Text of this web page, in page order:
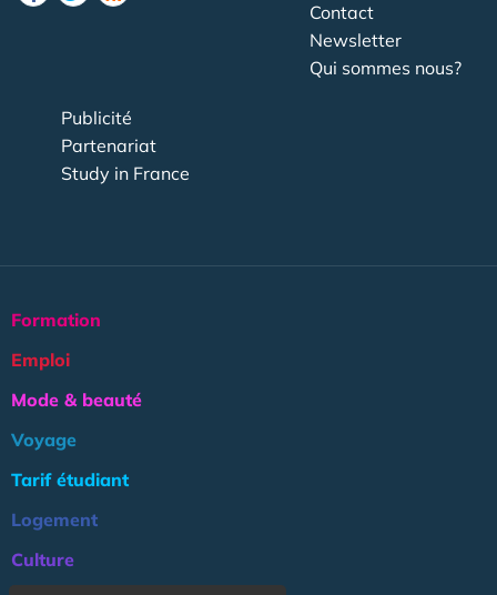
Contact
Newsletter
Qui sommes nous?
Publicité
Partenariat
Study in France
Formation
Emploi
Mode & beauté
Voyage
Tarif étudiant
Logement
Culture